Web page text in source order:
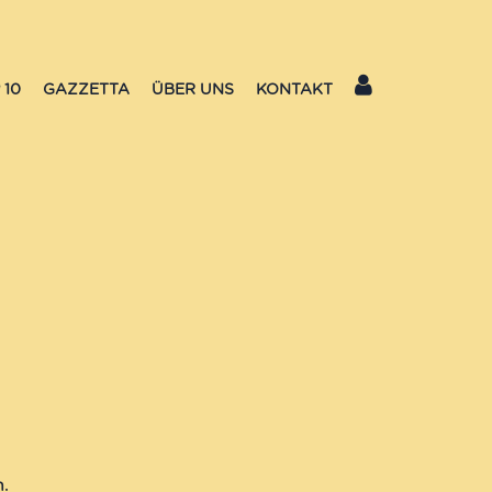
10 GAZZETTA ÜBER UNS KONTAKT